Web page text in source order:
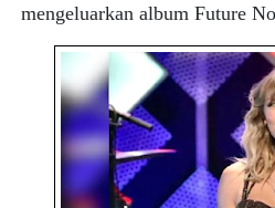
mengeluarkan album Future